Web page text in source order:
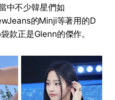
中不少韓星們如
的Minji等著用的D
款正是Glenn的傑作。